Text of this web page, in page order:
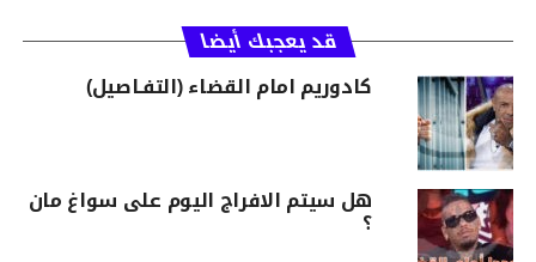
قد يعجبك أيضا
كادوريم امام القضاء (التفـاصيل)
هل سيتم الافراج اليوم على سواغ مان
؟